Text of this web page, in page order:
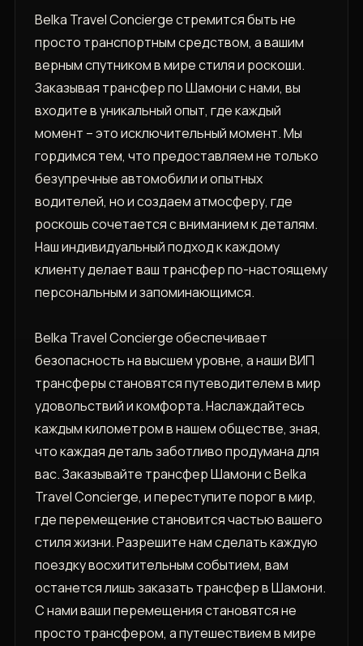
Belka Travel Concierge стремится быть не
просто транспортным средством, а вашим
верным спутником в мире стиля и роскоши.
Заказывая трансфер по Шамони с нами, вы
входите в уникальный опыт, где каждый
момент – это исключительный момент. Мы
гордимся тем, что предоставляем не только
безупречные автомобили и опытных
водителей, но и создаем атмосферу, где
роскошь сочетается с вниманием к деталям.
Наш индивидуальный подход к каждому
клиенту делает ваш трансфер по-настоящему
персональным и запоминающимся.
Belka Travel Concierge обеспечивает
безопасность на высшем уровне, а наши ВИП
трансферы становятся путеводителем в мир
удовольствий и комфорта. Наслаждайтесь
каждым километром в нашем обществе, зная,
что каждая деталь заботливо продумана для
вас. Заказывайте трансфер Шамони с Belka
Travel Concierge, и переступите порог в мир,
где перемещение становится частью вашего
стиля жизни. Разрешите нам сделать каждую
поездку восхитительным событием, вам
останется лишь заказать трансфер в Шамони.
С нами ваши перемещения становятся не
просто трансфером, а путешествием в мире